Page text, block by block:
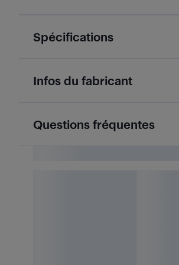
Spécifications
Infos du fabricant
Questions fréquentes